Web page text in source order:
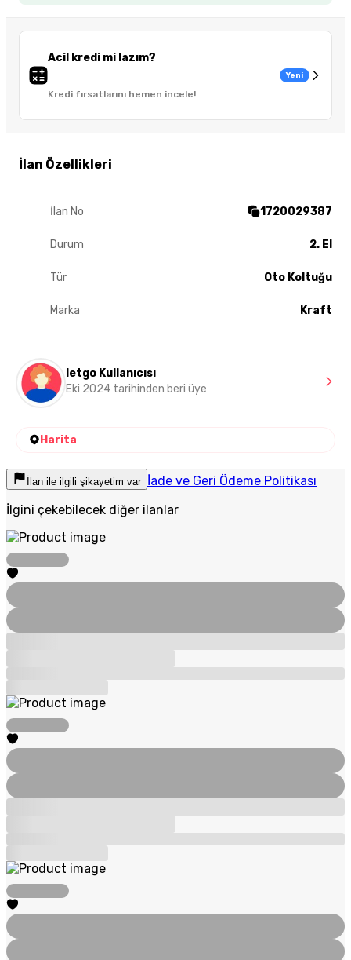
Acil kredi mi lazım?
Kredi fırsatlarını hemen incele!
Yeni
İlan Özellikleri
İlan No 1720029387
Durum 2. El
Tür Oto Koltuğu
Marka Kraft
letgo Kullanıcısı
Eki 2024 tarihinden beri üye
Harita
İlan ile ilgili şikayetim var İade ve Geri Ödeme Politikası
İlgini çekebilecek diğer ilanlar